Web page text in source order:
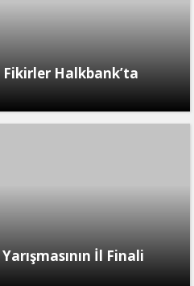
Fikirler Halkbank’ta
İl Finali